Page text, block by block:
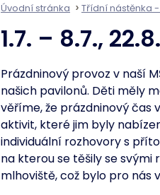
Úvodní stránka Třídní nástěnka
1.7. – 8.7.,
Prázdninový provoz v naší
našich pavilonů. Děti měly
věříme, že prázdninový čas
aktivit, které jim byly
individuální rozhovory s
na kterou se těšily se
mlhoviště, což bylo pro nás